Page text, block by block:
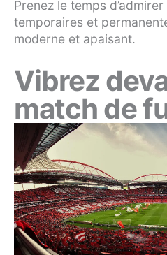
Prenez le temps
temporaires et
moderne et apaisant.
Vibrez
match de